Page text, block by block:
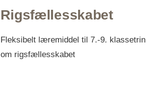
Rigsfællesskabet
Fleksibelt læremiddel til 7.-9. klassetrin
om rigsfællesskabet